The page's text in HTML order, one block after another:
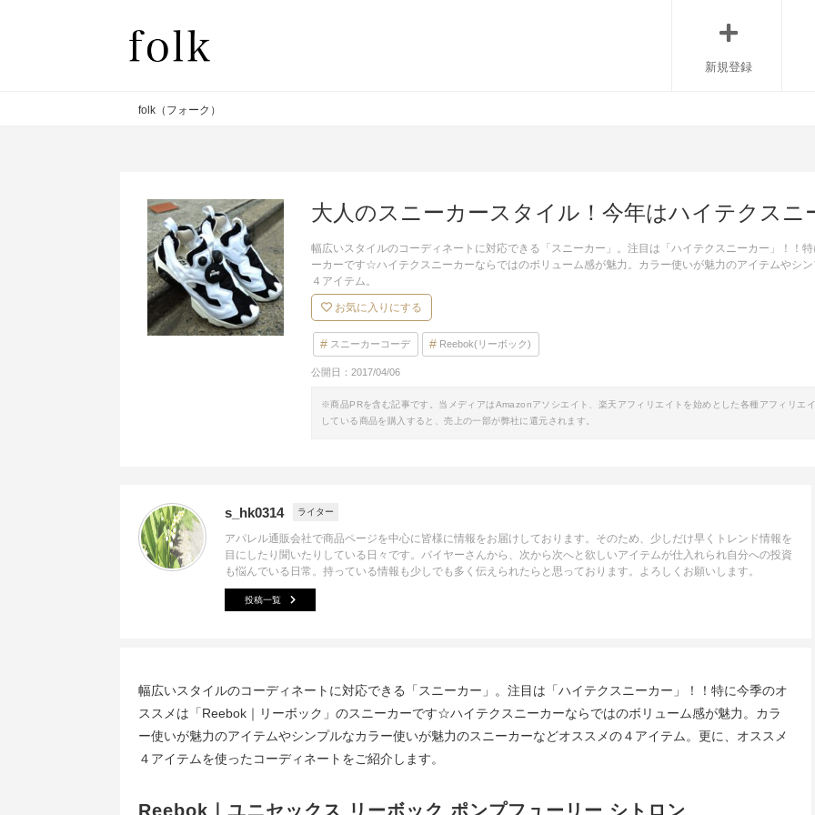
新規登録
folk（フォーク）
大人のスニーカースタイル！今年はハイテクス
幅広いスタイルのコーディネートに対応できる「スニーカー」。注目は「ハイテクスニーカー」！！
ーカーです☆ハイテクスニーカーならではのボリューム感が魅力。カラー使いが魅力のアイテムやシ
４アイテム。
お気に入りにする
スニーカーコーデ Reebok(リーボック)
公開日： 2017/04/06
※商品PRを含む記事です。当メディアはAmazonアソシエイト、楽天アフィリエイトを始めとした各種アフィリエ
している商品を購入すると、売上の一部が弊社に還元されます。
s_hk0314 ライター
アパレル通販会社で商品ページを中心に皆様に情報をお届けしております。そのため、少しだけ早くトレンド情報を
目にしたり聞いたりしている日々です。バイヤーさんから、次から次へと欲しいアイテムが仕入れられ自分への投資
も悩んでいる日常。持っている情報も少しでも多く伝えられたらと思っております。よろしくお願いします。
投稿一覧
幅広いスタイルのコーディネートに対応できる「スニーカー」。注目は「ハイテクスニーカー」！！特に今季のオ
ススメは「Reebok｜リーボック」のスニーカーです☆ハイテクスニーカーならではのボリューム感が魅力。カラ
ー使いが魅力のアイテムやシンプルなカラー使いが魅力のスニーカーなどオススメの４アイテム。更に、オススメ
４アイテムを使ったコーディネートをご紹介します。
Reebok｜ユニセックス リーボック ポンプフューリー シトロン